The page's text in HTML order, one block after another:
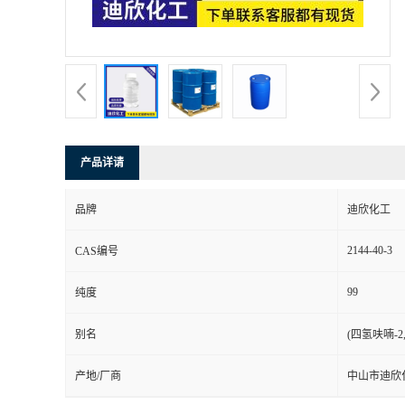
产品详请
品牌 迪欣化工
CAS编号 2144-40-3
纯度 99
别名 (四氢呋喃-
产地/厂商 中山市迪欣